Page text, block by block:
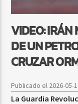
VIDEO: IRÁN
DE UN
CRUZAR
Publicado el 2026-05-
La Guardia